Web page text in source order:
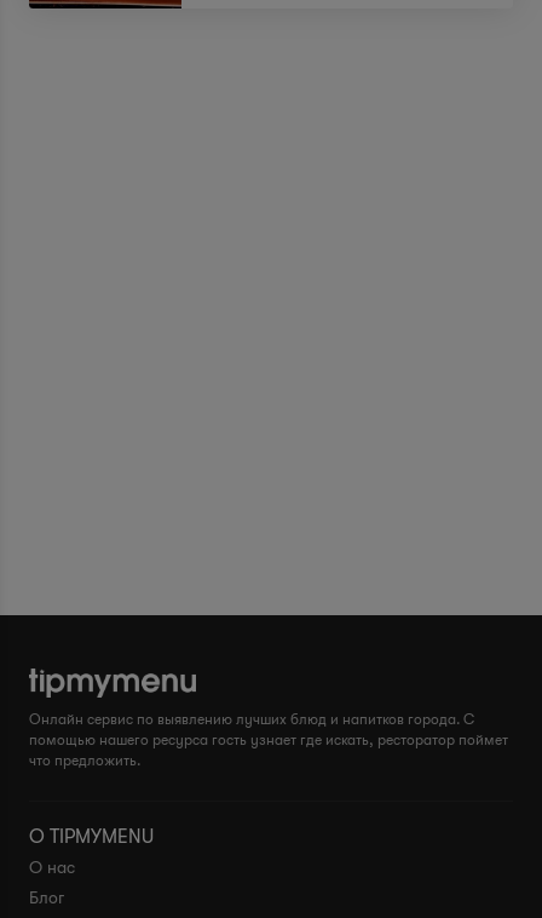
Онлайн сервис по выявлению лучших блюд и напитков города. С
помощью нашего ресурса гость узнает где искать, ресторатор поймет
что предложить.
О TIPMYMENU
О нас
Блог